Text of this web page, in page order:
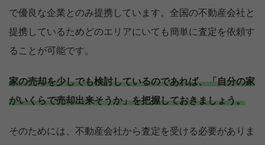
で優良な企業とのみ提携しています。全国の不動産会社と
提携しているためどのエリアにいても簡単に査定を依頼す
ることが可能です。
家の売却を少しでも検討しているのであれば、「自分の家
がいくらで売却出来そうか」を把握しておきましょう。
そのためには、不動産会社から査定を受ける必要がありま